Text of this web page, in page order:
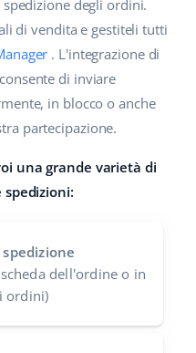
degli ordini.
di vendita e gestiteli tutti
. L'integrazione di
di inviare
in blocco o anche
partecipazione.
una grande varietà di
dell'ordine o in
ordini)